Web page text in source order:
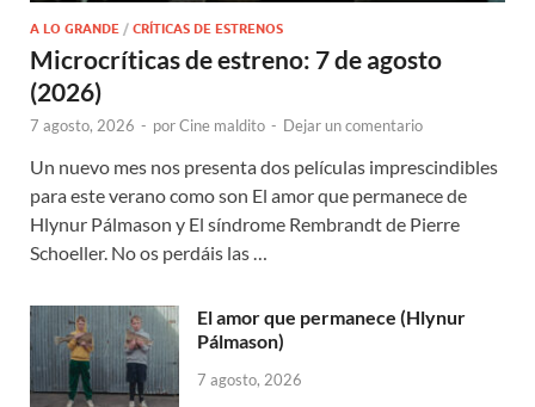
A LO GRANDE / CRÍTICAS DE ESTRENOS
Microcríticas de estreno: 7 de agosto
(2026)
7 agosto, 2026 - porCine maldito - Dejar un comentario
Un nuevo mes nos presenta dos películas imprescindibles
para este verano como son El amor que permanece de
Hlynur Pálmason y El síndrome Rembrandt de Pierre
Schoeller. No os perdáis las …
El amor que permanece (Hlynur
Pálmason)
7 agosto, 2026